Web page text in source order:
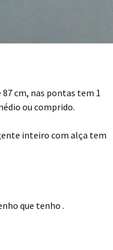
cm, nas pontas tem 1
ou comprido.
inteiro com alça tem
que tenho .